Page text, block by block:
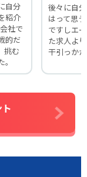
自分
紹介
社で
的だ
挑む
後々に自
はって思
ですしエ
た求人よ
干引っか